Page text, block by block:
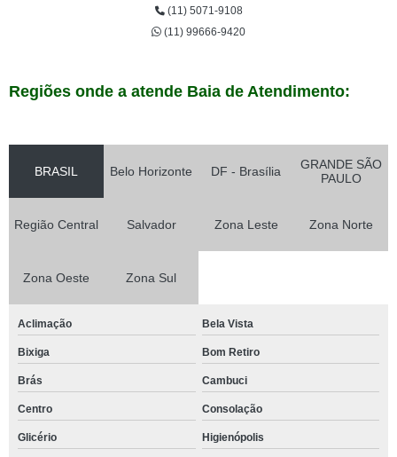
(11) 5071-9108
(11) 99666-9420
Regiões onde a atende Baia de Atendimento:
BRASIL Belo Horizonte DF - Brasília
GRANDE SÃO
PAULO
Região Central Salvador Zona Leste Zona Norte
Zona Oeste Zona Sul
Aclimação Bela Vista
Bixiga Bom Retiro
Brás Cambuci
Centro Consolação
Glicério Higienópolis